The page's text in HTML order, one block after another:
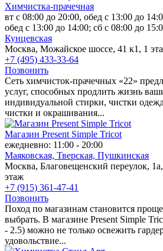
Химчистка-прачечная
вт с 08:00 до 20:00, обед с 13:00 до
обед с 13:00 до 14:00; сб с 08:00 до
Кунцевская
Москва, Можайское шоссе, 41 к1, 1
+7 (495) 433-33-64
Позвонить
Сеть химчисток-прачечных «22»
услуг, способных продлить жизнь
индивидуальной стирки, чистки
чистки и окрашивания...
Магазин Present Simple Tricot
ежедневно: 11:00 - 20:00
Маяковская, Тверская, Пушкинская
Москва, Благовещенский переулок,
этаж
+7 (915) 361-47-41
Позвонить
Поход по магазинам становится
выбрать. В магазине Present Simple
- 2.5) можно не только освежить
удовольствие...